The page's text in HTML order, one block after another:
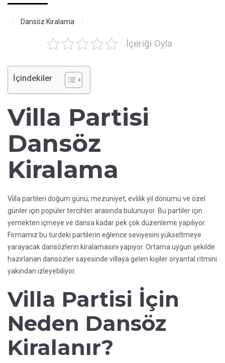
Dansöz Kiralama
İçeriği Oyla
İçindekiler
Villa Partisi
Dansöz
Kiralama
Villa partileri doğum günü, mezuniyet, evlilik yıl dönümü ve özel
günler için popüler tercihler arasında bulunuyor. Bu partiler için
yemekten içmeye ve dansa kadar pek çok düzenleme yapılıyor.
Firmamız bu türdeki partilerin eğlence seviyesini yükseltmeye
yarayacak dansözlerin kiralamasını yapıyor. Ortama uygun şekilde
hazırlanan dansözler sayesinde villaya gelen kişiler oryantal ritmini
yakından izleyebiliyor.
Villa Partisi İçin
Neden Dansöz
Kiralanır?